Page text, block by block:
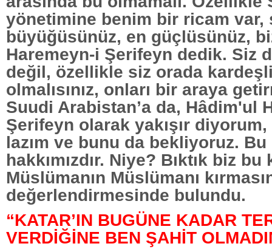
yönetimine benim bir ricam var,
büyüğüsünüz, en güçlüsünüz,
Haremeyn-i Şerifeyn dedik. Siz
değil, özellikle siz orada
olmalısınız, onları bir araya
Suudi Arabistan’a da, Hâdim'ul
Şerifeyn olarak yakışır
lazım ve bunu da bekliyoruz.
hakkımızdır. Niye? Bıktık biz
Müslümanın Müslümanı
değerlendirmesinde bulundu.
“KATAR’IN BUGÜNE KADAR
VERDİĞİNE BEN ŞAHİT